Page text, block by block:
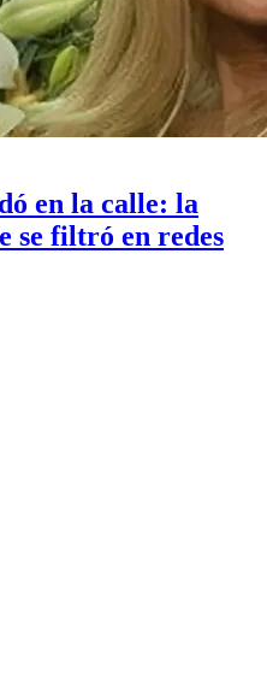
en la calle: la
se filtró en redes